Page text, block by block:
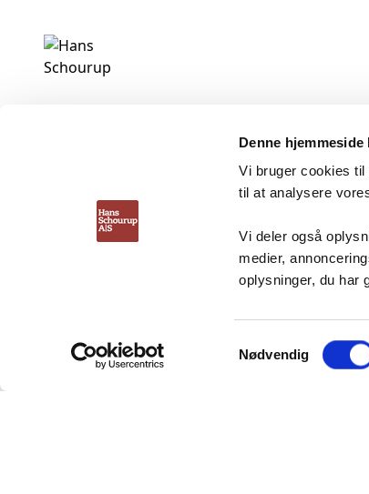
Denne
Vi bruger cookies
til at analysere
Vi deler også
medier,
oplysninger, du har
Samtykkevalg
Nødvendig
Vi skaber bedre plads med
effektive lagerløsninger
Copyright © 2026 Hans Schourup